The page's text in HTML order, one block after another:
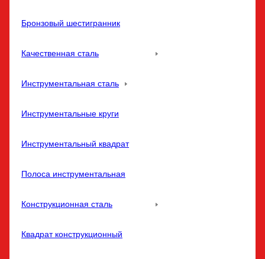
Бронзовый шестигранник
Качественная сталь
Инструментальная сталь
Инструментальные круги
Инструментальный квадрат
Полоса инструментальная
Конструкционная сталь
Квадрат конструкционный